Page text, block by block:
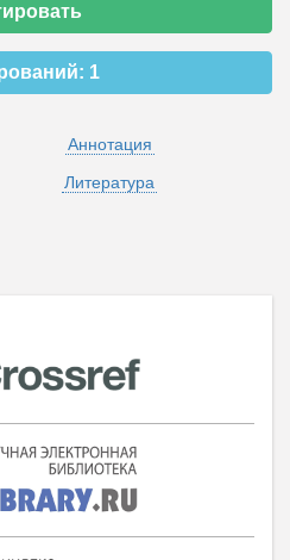
1
Аннотация
Литература